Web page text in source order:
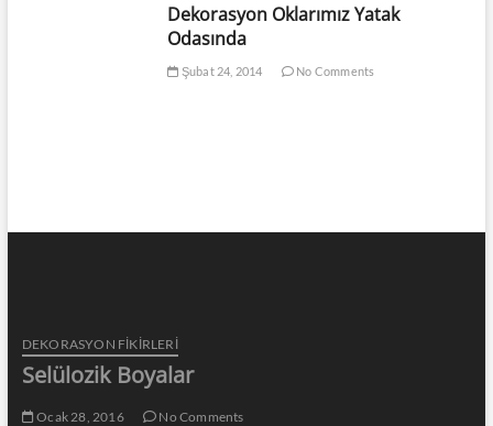
Dekorasyon Oklarımız Yatak
Odasında
Şubat 24, 2014 No Comments
DEKORASYON FİKİRLERİ
Selülozik Boyalar
Ocak 28, 2016 No Comments